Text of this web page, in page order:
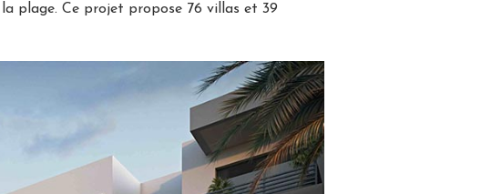
plage. Ce projet propose 76 villas et 39